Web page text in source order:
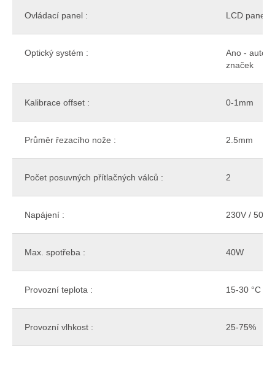
Ovládací panel : LCD panel
Optický systém :
Ano -
značek
Kalibrace offset : 0-1mm
Průměr řezacího nože : 2.5mm
Počet posuvných přítlačných válců : 2
Napájení : 230V / 50Hz
Max. spotřeba : 40W
Provozní teplota : 15-30 °C
Provozní vlhkost : 25-75%